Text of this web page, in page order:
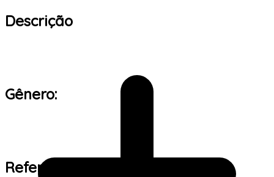
Descrição
Gênero:
Referência de tamanho: